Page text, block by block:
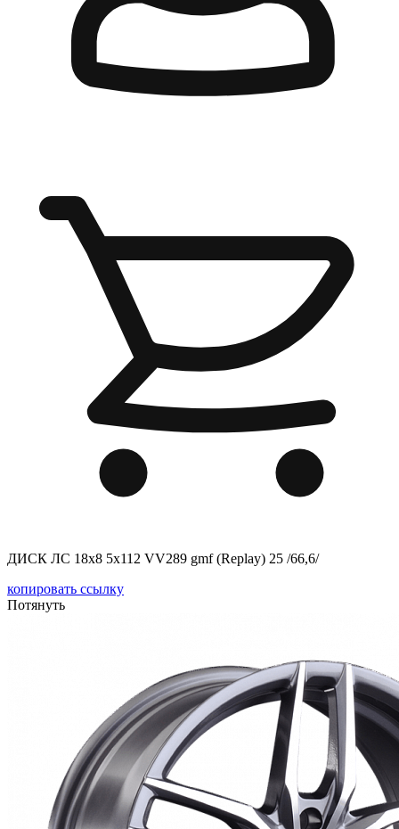
ДИСК ЛС 18x8 5x112 VV289 gmf (Replay) 25 /66,6/
копировать ссылку
Потянуть